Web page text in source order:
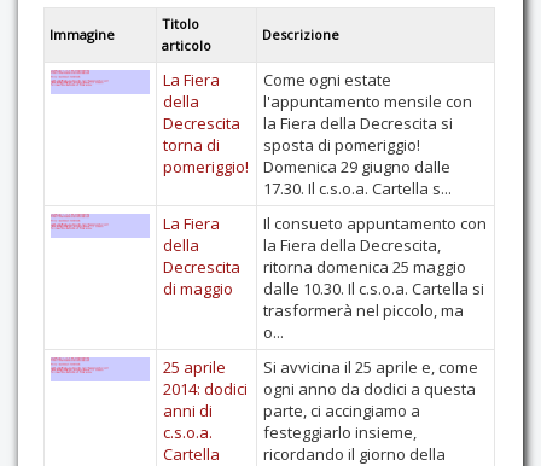
Ricostruiamo il Cartella!
Mediateca
Autoproduzioni
Immagine
Titolo
articolo
Descrizione
La Fiera
della
Decrescita
torna di
pomeriggio!
Come ogni estate
l'appuntamento mensile con
la Fiera della Decrescita si
sposta di pomeriggio!
Domenica 29 giugno dalle
17.30. Il c.s.o.a. Cartella s...
La Fiera
della
Decrescita
di maggio
Il consueto appuntamento con
la Fiera della Decrescita,
ritorna domenica 25 maggio
dalle 10.30. Il c.s.o.a. Cartella si
trasformerà nel piccolo, ma
o...
25 aprile
2014: dodici
anni di
c.s.o.a.
Cartella
Si avvicina il 25 aprile e, come
ogni anno da dodici a questa
parte, ci accingiamo a
festeggiarlo insieme,
ricordando il giorno della